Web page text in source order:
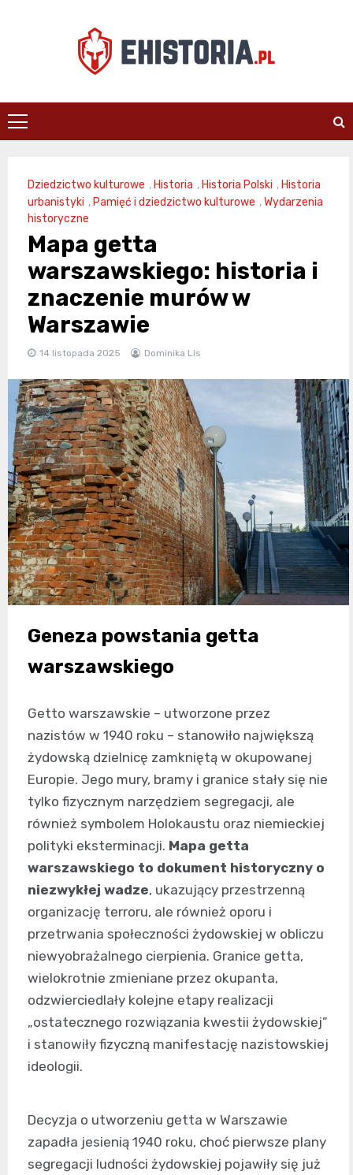
ehistoria.pl
Dziedzictwo kulturowe , Historia , Historia Polski , Historia
urbanistyki , Pamięć i dziedzictwo kulturowe ,Wydarzenia
historyczne
Mapa getta
warszawskiego: historia i
znaczenie murów w
Warszawie
14 listopada 2025 Dominika Lis
Geneza powstania getta
warszawskiego
Getto warszawskie – utworzone przez
nazistów w 1940 roku – stanowiło największą
żydowską dzielnicę zamkniętą w okupowanej
Europie. Jego mury, bramy i granice stały się nie
tylko fizycznym narzędziem segregacji, ale
również symbolem Holokaustu oraz niemieckiej
polityki eksterminacji. Mapa getta
warszawskiego to dokument historyczny o
niezwykłej wadze, ukazujący przestrzenną
organizację terroru, ale również oporu i
przetrwania społeczności żydowskiej w obliczu
niewyobrażalnego cierpienia. Granice getta,
wielokrotnie zmieniane przez okupanta,
odzwierciedlały kolejne etapy realizacji
„ostatecznego rozwiązania kwestii żydowskiej”
i stanowiły fizyczną manifestację nazistowskiej
ideologii.
Decyzja o utworzeniu getta w Warszawie
zapadła jesienią 1940 roku, choć pierwsze plany
segregacji ludności żydowskiej pojawiły się już